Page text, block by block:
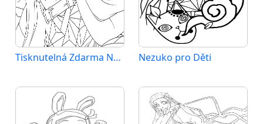
Tisknutelná Zdarma Nezuko Nezuko pro Děti